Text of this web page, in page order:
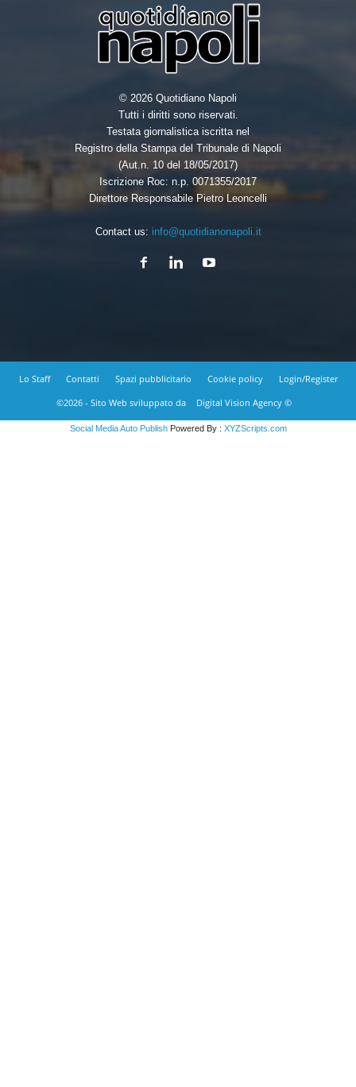
© 2026 Quotidiano Napoli
Tutti i diritti sono riservati.
Testata giornalistica iscritta nel
Registro della Stampa del Tribunale di Napoli
(Aut.n. 10 del 18/05/2017)
Iscrizione Roc: n.p. 0071355/2017
Direttore Responsabile Pietro Leoncelli
Contact us: info@quotidianonapoli.it
Lo Staff Contatti Spazi pubblicitario Cookie policy
Login/Register
©2026 - Sito Web sviluppato da
Digital Vision Agency ©
Social Media Auto PublishPowered By : XYZScripts.com